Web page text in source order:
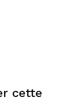
cette